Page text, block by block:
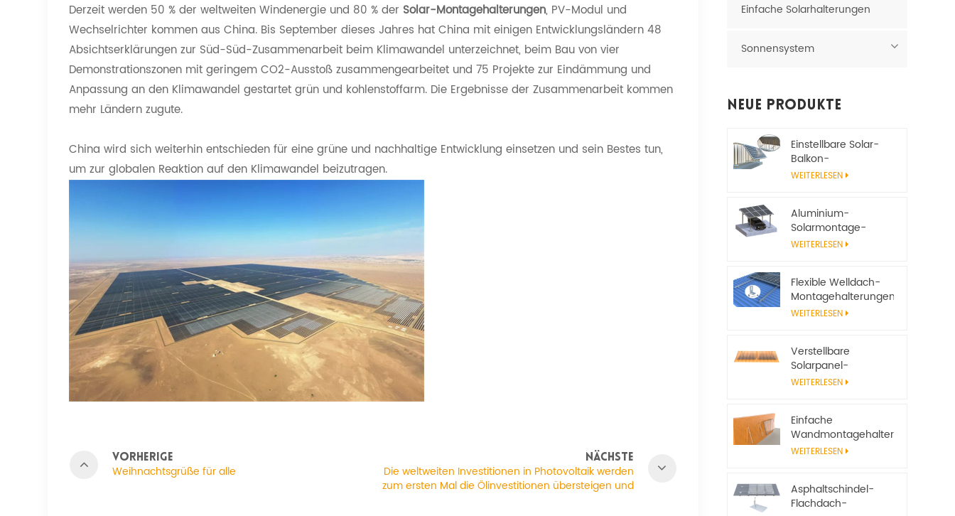
Derzeit werden 50 % der weltweiten Windenergie und 80 % der Solar-Montagehalterungen, PV-Modul und
Wechselrichter kommen aus China. Bis September dieses Jahres hat China mit einigen Entwicklungsländern 48
Absichtserklärungen zur Süd-Süd-Zusammenarbeit beim Klimawandel unterzeichnet, beim Bau von vier
Demonstrationszonen mit geringem CO2-Ausstoß zusammengearbeitet und 75 Projekte zur Eindämmung und
Anpassung an den Klimawandel gestartet grün und kohlenstoffarm. Die Ergebnisse der Zusammenarbeit kommen
mehr Ländern zugute.
China wird sich weiterhin entschieden für eine grüne und nachhaltige Entwicklung einsetzen und sein Bestes tun,
um zur globalen Reaktion auf den Klimawandel beizutragen.
VORHERIGE
Weihnachtsgrüße für alle
NÄCHSTE
Die weltweiten Investitionen in Photovoltaik werden
zum ersten Mal die Ölinvestitionen übersteigen und
Einfache Solarhalterungen
Sonnensystem
Neue Produkte
Einstellbare Solar-
Balkon-
Montagehalterung
WEITERLESEN
Aluminium-
Solarmontage-
Carport-System
WEITERLESEN
Flexible Welldach-
Montagehalterungen
für Solarmodule
WEITERLESEN
Verstellbare
Solarpanel-
Neigungshalterungen
Solarsysteme
WEITERLESEN
Einfache
Wandmontagehalterungen
aus Aluminium für
WEITERLESEN
Asphaltschindel-
Flachdach-